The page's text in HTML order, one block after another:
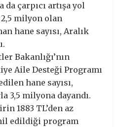
da çarpıcı artışa yol
2,5 milyon olan
hane sayısı, Aralık
Bakanlığı’nın
Aile Desteği Programı
hane sayısı,
3,5 milyona dayandı.
1883 TL’den az
edildiği program